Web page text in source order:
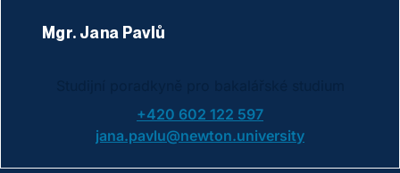
Mgr. Jana Pavlů
+420 602 122 597
jana.pavlu@newton.university